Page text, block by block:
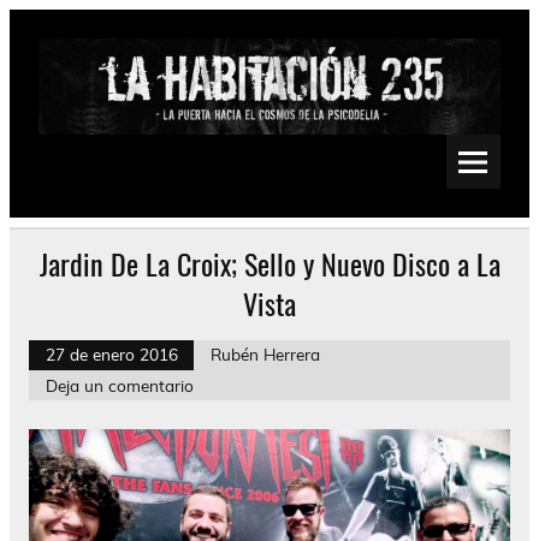
Saltar
Psychedelic, Stoner, Doom, Sludge, Fuzz, Space, Drone
Jardin De La Croix; Sello y Nuevo Disco a La
Vista
27 de enero 2016
Rubén Herrera
Deja un comentario